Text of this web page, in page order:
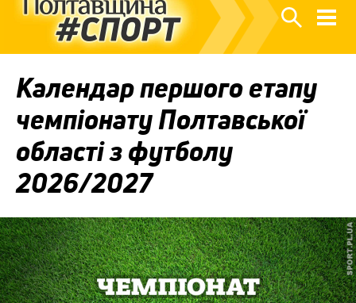
Календар першого етапу
чемпіонату Полтавської
області з футболу
2026/2027